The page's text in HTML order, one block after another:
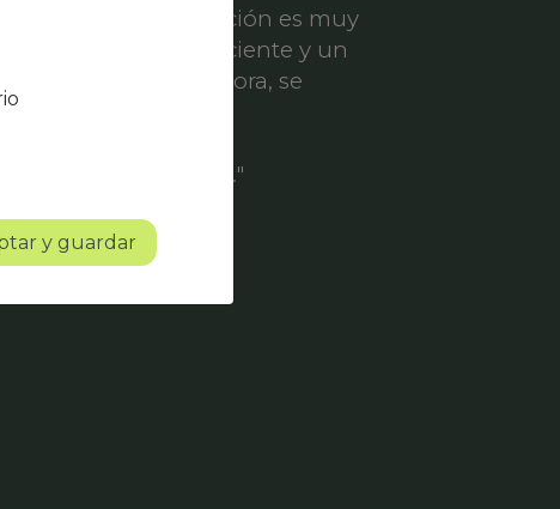
el nivel de satisfacción es muy
un servicio eficiente y un
solicitud de mejora, se
con mucho futuro."
y guardar